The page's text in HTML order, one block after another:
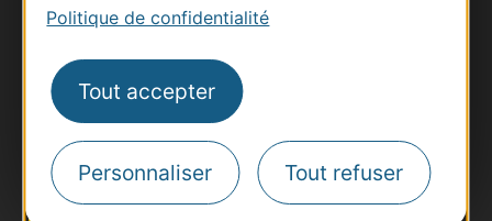
Politique de confidentialité
Tout accepter
Personnaliser Tout refuser
Thermalisme
Business/Mice
Pros d'Occitanie